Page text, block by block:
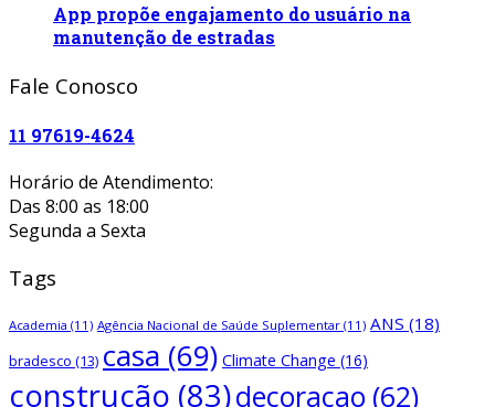
App propõe engajamento do usuário na
manutenção de estradas
Fale Conosco
11 97619-4624
Horário de Atendimento:
Das 8:00 as 18:00
Segunda a Sexta
Tags
Academia (11) Agência Nacional de Saúde Suplementar (11) ANS (18)
bradesco (13) casa (69) Climate Change (16)
construção (83)decoracao (62)